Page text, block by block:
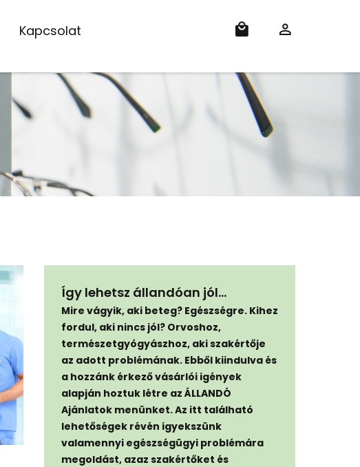
Kapcsolat
Így lehetsz állandóan jól…
Mire vágyik, aki beteg? Egészségre. Kihez
fordul, aki nincs jól? Orvoshoz,
természetgyógyászhoz, aki szakértője
az adott problémának. Ebből kiindulva és
a hozzánk érkező vásárlói igények
alapján hoztuk létre az ÁLLANDÓ
Ajánlatok menünket. Az itt található
lehetőségek révén igyekszünk
valamennyi egészségügyi problémára
megoldást, azaz szakértőket és